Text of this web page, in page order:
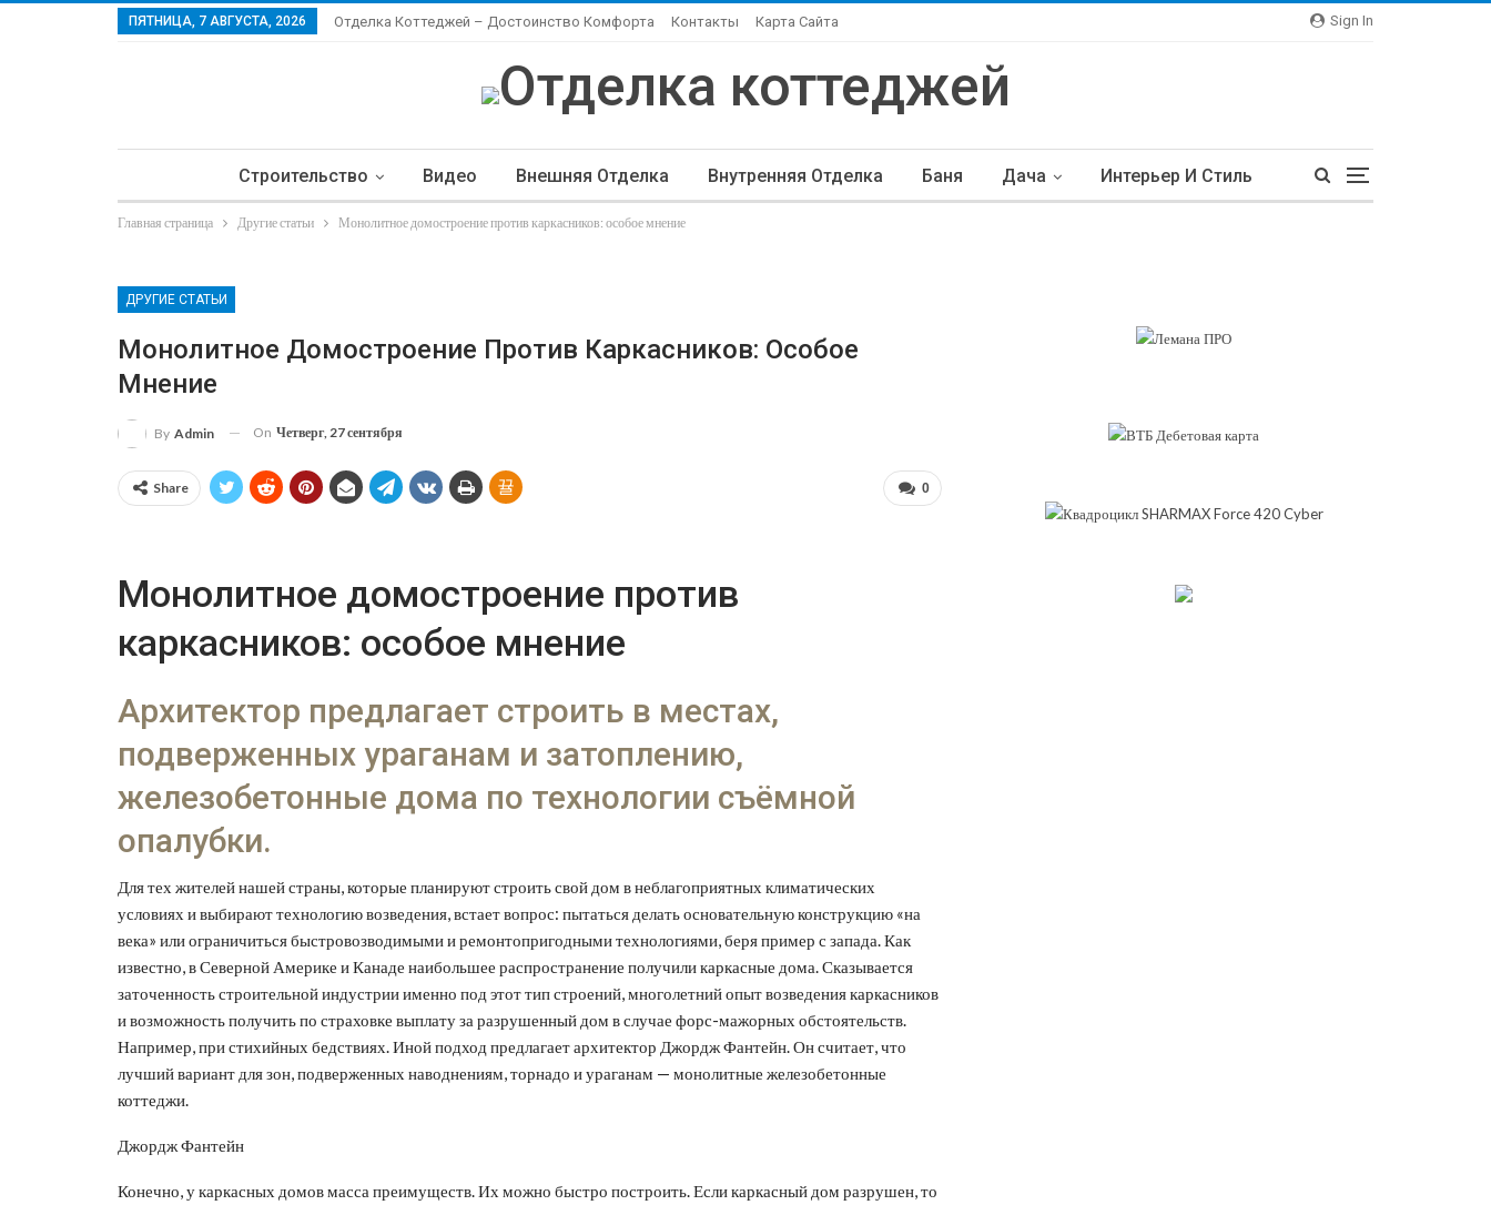
Sign In
ПЯТНИЦА, 7 АВГУСТА, 2026 Отделка Коттеджей – Достоинство Комфорта Контакты Карта Сайта
Строительство Видео Внешняя Отделка Внутренняя Отделка Баня Дача Интерьер И Стиль
Ландшафтный Дизайн
Главная страница Другие статьи Монолитное домостроение против каркасников: особое мнение
ДРУГИЕ СТАТЬИ
Монолитное Домостроение Против Каркасников: Особое
Мнение
By Admin On Четверг, 27 сентября
0
Share
Монолитное домостроение против
каркасников: особое мнение
Архитектор предлагает строить в местах,
подверженных ураганам и затоплению,
железобетонные дома по технологии съёмной
опалубки.
Для тех жителей нашей страны, которые планируют строить свой дом в неблагоприятных климатических
условиях и выбирают технологию возведения, встает вопрос: пытаться делать основательную конструкцию «на
века» или ограничиться быстровозводимыми и ремонтопригодными технологиями, беря пример с запада. Как
известно, в Северной Америке и Канаде наибольшее распространение получили каркасные дома. Сказывается
заточенность строительной индустрии именно под этот тип строений, многолетний опыт возведения каркасников
и возможность получить по страховке выплату за разрушенный дом в случае форс-мажорных обстоятельств.
Например, при стихийных бедствиях. Иной подход предлагает архитектор Джордж Фантейн. Он считает, что
лучший вариант для зон, подверженных наводнениям, торнадо и ураганам — монолитные железобетонные
коттеджи.
Джордж Фантейн
Конечно, у каркасных домов масса преимуществ. Их можно быстро построить. Если каркасный дом разрушен, то